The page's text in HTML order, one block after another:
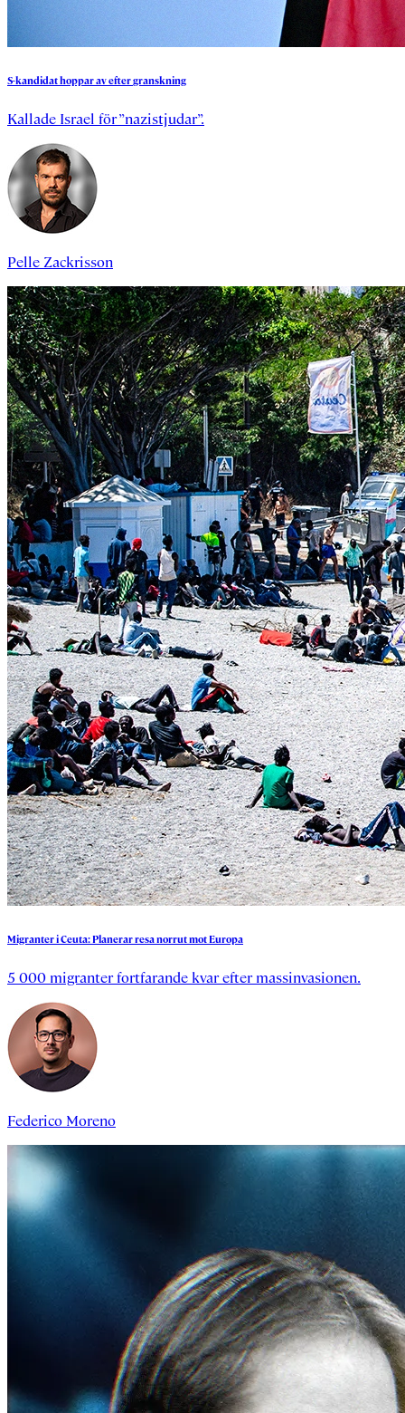
S-kandidathopparaveftergranskning
Kallade Israel för ”nazistjudar”.
Pelle Zackrisson
MigranteriCeuta:PlanerarresanorrutmotEuropa
5 000 migranter fortfarande kvar efter massinvasionen.
Federico Moreno